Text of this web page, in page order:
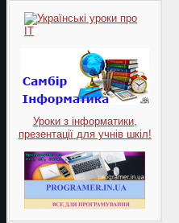
Уроки з інформатики,
презентації для учнів шкіл!